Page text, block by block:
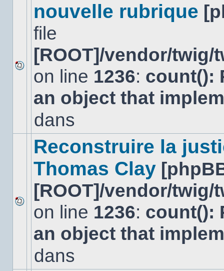
Aucun
nouveau
message
non-
dans
nouvelle rubrique
file
[ROOT]/vendor/
on line 1236: count():
an object that
dans
Aucun
nouveau
message
non-
dans
Reconstruire la
Thomas Clay
[ROOT]/vendor/
on line 1236: count():
an object that
dans